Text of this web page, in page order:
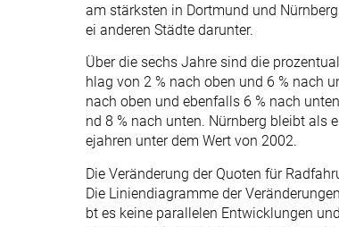
am stärksten in Dortmund und
ei anderen Städte darunter.
Über die sechs Jahre sind die
hlag von 2 % nach oben und 6 % nach
nach oben und ebenfalls 6 % nach
nd 8 % nach unten. Nürnberg bleibt als
ejahren unter dem Wert von 2002.
Die Veränderung der Quoten für
Die Liniendiagramme der
bt es keine parallelen Entwicklungen